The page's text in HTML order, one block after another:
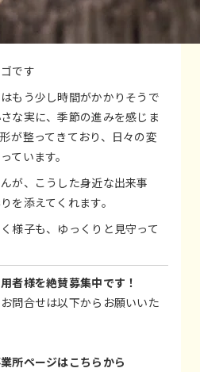
です
もう少し時間がかかりそうで
な実に、季節の進みを感じま
が整ってきており、日々の変
ています。
が、こうした身近な出来事
を添えてくれます。
様子も、ゆっくりと見守って
者様を絶賛募集中です！
問合せは以下からお願いいた
所ページはこちらから